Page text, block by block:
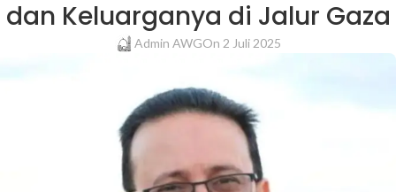
dan Keluarganya di Jalur Gaza
Admin AWGOn 2 Juli 2025